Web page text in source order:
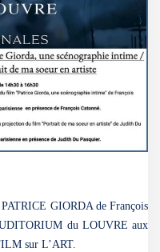
GIORDA de François
du LOUVRE aux
sur L’ART.